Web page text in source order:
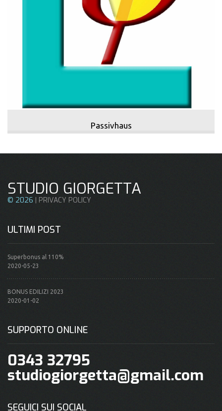
Passivhaus
STUDIO GIORGETTA
© 2026 PRIVACY POLICY
ULTIMI POST
Superbonus al 110%
2020-05-23
BONUS EDILIZI 2023
2020-01-02
SUPPORTO ONLINE
0343 32795
studiogiorgetta@gmail.com
SEGUICI SUI SOCIAL